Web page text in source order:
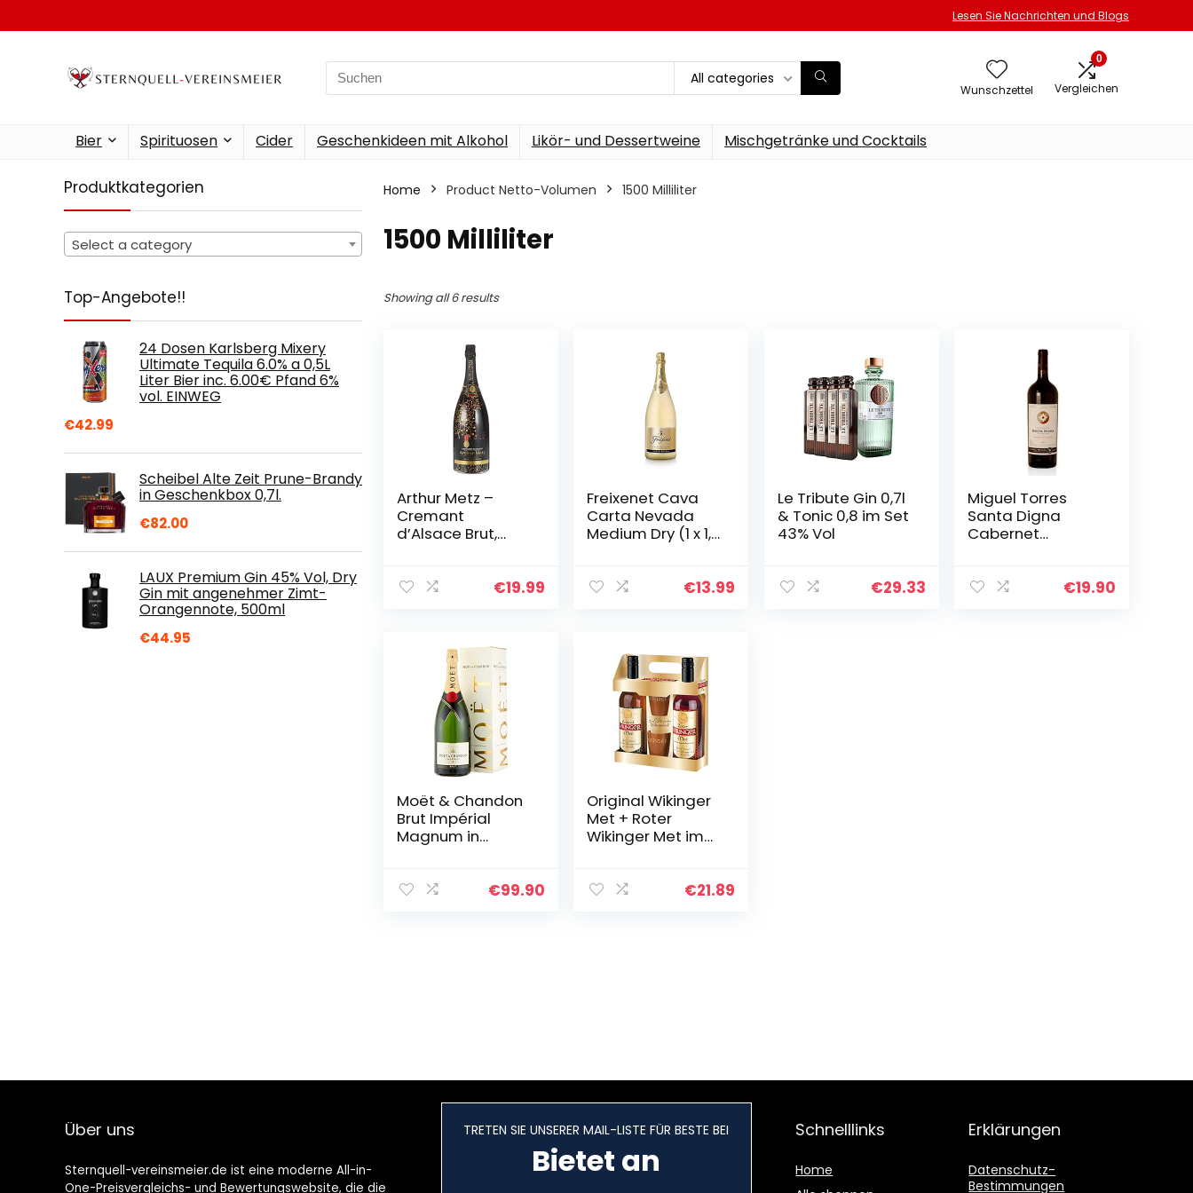
Lesen Sie Nachrichten und Blogs
Search
for:
All categories
Wunschzettel
0
Vergleichen
Bier Spirituosen Cider Geschenkideen mit Alkohol Likör- und Dessertweine Mischgetränke und Cocktails
Produktkategorien
Select a category
Top-Angebote!!
24 Dosen Karlsberg Mixery
Ultimate Tequila 6.0% a 0,5L
Liter Bier inc. 6.00€ Pfand 6%
vol. EINWEG
€42.99
Scheibel Alte Zeit Prune-Brandy
in Geschenkbox 0,7l.
€82.00
LAUX Premium Gin 45% Vol, Dry
Gin mit angenehmer Zimt-
Orangennote, 500ml
€44.95
Home Product Netto-Volumen ‎1500 Milliliter
‎1500 Milliliter
Showing all 6 results
Arthur Metz –
Cremant
d’Alsace Brut,
Magnum (1 x 1.5 l)
€19.99
Freixenet Cava
Carta Nevada
Medium Dry (1 x 1,5
€13.99
Le Tribute Gin 0,7l
& Tonic 0,8 im Set
43% Vol
€29.33
Miguel Torres
Santa Digna
Cabernet
Magnum (1,5 L)
€19.90
Moët & Chandon
Brut Impérial
Magnum in
€99.90
Original Wikinger
Met + Roter
Wikinger Met im
Becher |
€21.89
Über uns
Sternquell-vereinsmeier.de ist eine moderne All-in-
One-Preisvergleichs- und Bewertungswebsite, die die
TRETEN SIE UNSERER MAIL-LISTE FÜR BESTE BEI
Bietet an
Schnelllinks
Home
Erklärungen
Datenschutz-
Bestimmungen